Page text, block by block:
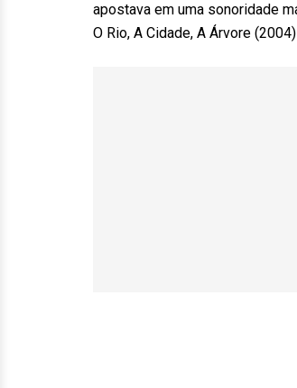
apostava em uma sonoridade
O Rio, A Cidade, A Árvore